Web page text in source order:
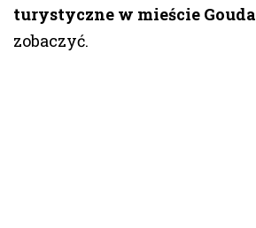
turystyczne w mieście Gouda
zobaczyć.